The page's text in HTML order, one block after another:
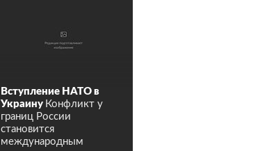
Вступление НАТО в
Украину Конфликт у
границ России
становится
международным